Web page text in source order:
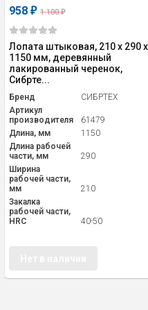
958 ₽ 1 100₽
Лопата штыковая, 210 х 290 х
1150 мм, деревянный
лакированный черенок,
Сибрте...
Бренд
СИБРТЕХ
Артикул
производителя
61479
Длина, мм
1150
Длина рабочей
части, мм
290
Ширина
рабочей части,
мм
210
Закалка
рабочей части,
HRC
40-50